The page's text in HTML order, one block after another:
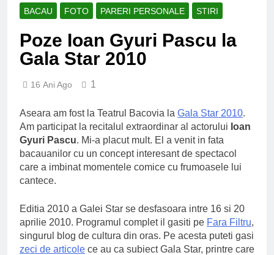
BACAU FOTO PARERI PERSONALE STIRI
Poze Ioan Gyuri Pascu la
Gala Star 2010
16 Ani Ago 1
Aseara am fost la Teatrul Bacovia la Gala Star 2010.
Am participat la recitalul extraordinar al actorului Ioan
Gyuri Pascu. Mi-a placut mult. El a venit in fata
bacauanilor cu un concept interesant de spectacol
care a imbinat momentele comice cu frumoasele lui
cantece.
Editia 2010 a Galei Star se desfasoara intre 16 si 20
aprilie 2010. Programul complet il gasiti pe Fara Filtru,
singurul blog de cultura din oras. Pe acesta puteti gasi
zeci de articole ce au ca subiect Gala Star, printre care